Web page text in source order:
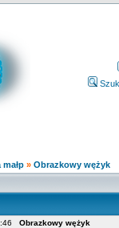
małp » Obrazkowy wężyk
Obrazkowy wężyk